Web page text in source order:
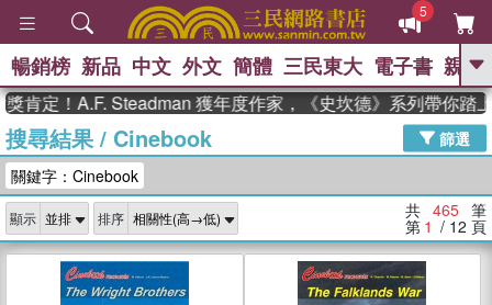
5
GO
高希均教授回憶錄
、 The Odyssey 、 父親節 、 如果歷
獎 臺灣漫遊錄 、 方念華 、 台灣的李
登輝時代
數學女孩：黎曼猜想 、
偉大的迷走神經
暢銷榜 新品 中文 外文 簡體 三民東大 電子書 親子
A.F. Steadman 獲年度作家，《史坎德》系列帶你踏上熱血
搜尋結果/ Cinebook
篩選
關鍵字：Cinebook
顯示 排序 共 465 筆
第 1 / 12 頁